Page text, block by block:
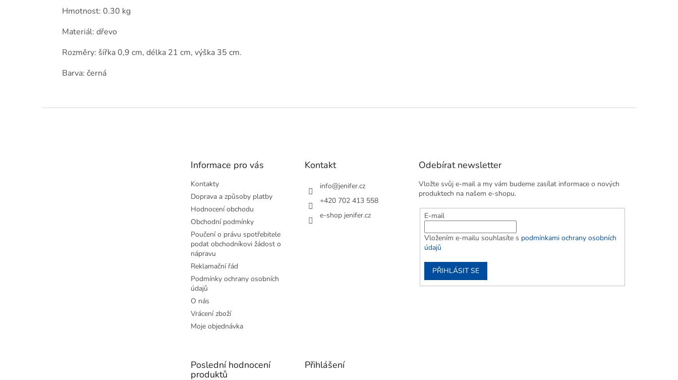
Hmotnost: 0.30 kg
Materiál: dřevo
Rozměry: šířka 0,9 cm, délka 21 cm, výška 35 cm.
Barva: černá
Informace pro vás
Kontakty
Doprava a způsoby platby
Hodnocení obchodu
Obchodní podmínky
Poučení o právu spotřebitele
podat obchodníkovi žádost o
nápravu
Reklamační řád
Podmínky ochrany osobních
údajů
O nás
Vrácení zboží
Moje objednávka
Kontakt
info@jenifer.cz
+420 702 413 558
e-shop jenifer.cz
Odebírat newsletter
Vložte svůj e-mail a my vám budeme zasílat informace o nových
produktech na našem e-shopu.
E-mail
Vložením e-mailu souhlasíte s podmínkami ochrany osobních
údajů
PŘIHLÁSIT SE
Poslední hodnocení
produktů
Přihlášení